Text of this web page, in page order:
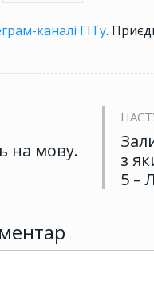
каналі ГІТу.
на мову.
з
5 –